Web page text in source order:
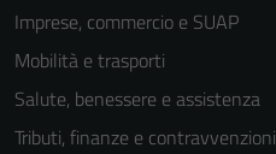
Imprese, commercio e SUAP
Mobilità e trasporti
Salute, benessere e assistenza
Tributi, finanze e contravvenzioni